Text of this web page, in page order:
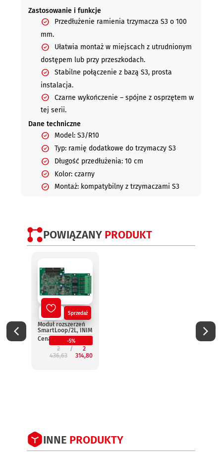
Zastosowanie i funkcje
Przedłużenie ramienia trzymacza S3 o 100
mm.
Ułatwia montaż w miejscach z utrudnionym
dostępem lub przy przeszkodach.
Stabilne połączenie z bazą S3, prosta
instalacja.
Czarne wykończenie – spójne z osprzętem w
tej serii.
Dane techniczne
Model: S3/R10
Typ: ramię dodatkowe do trzymaczy S3
Długość przedłużenia: 10 cm
Kolor: czarny
Montaż: kompatybilny z trzymaczami S3
POWIĄZANY PRODUKT
Nowy Sprzedaż
Moduł rozszerzeń
SmartLoop/2L, INIM
Cena:
-5%
2
436,63
2
314,80
INNE PRODUKTY